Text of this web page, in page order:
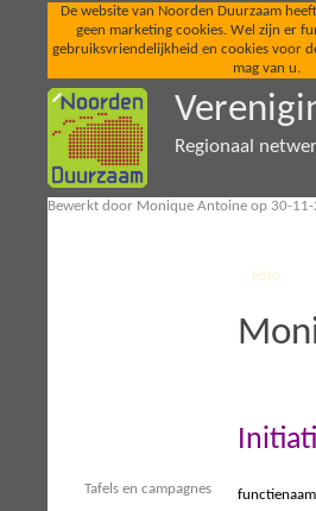
De website van Noorden Duurzaam
geen marketing cookies. Wel zijn er
gebruiksvriendelijkheid en cookies voor
mag van u.
Regionaal
Bewerkt door Monique Antoine op 30-
Tafels en campagnes